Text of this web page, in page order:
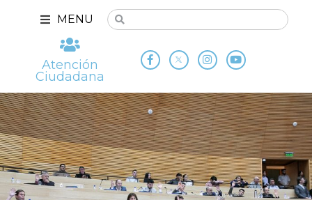
MENU
Atención
Ciudadana